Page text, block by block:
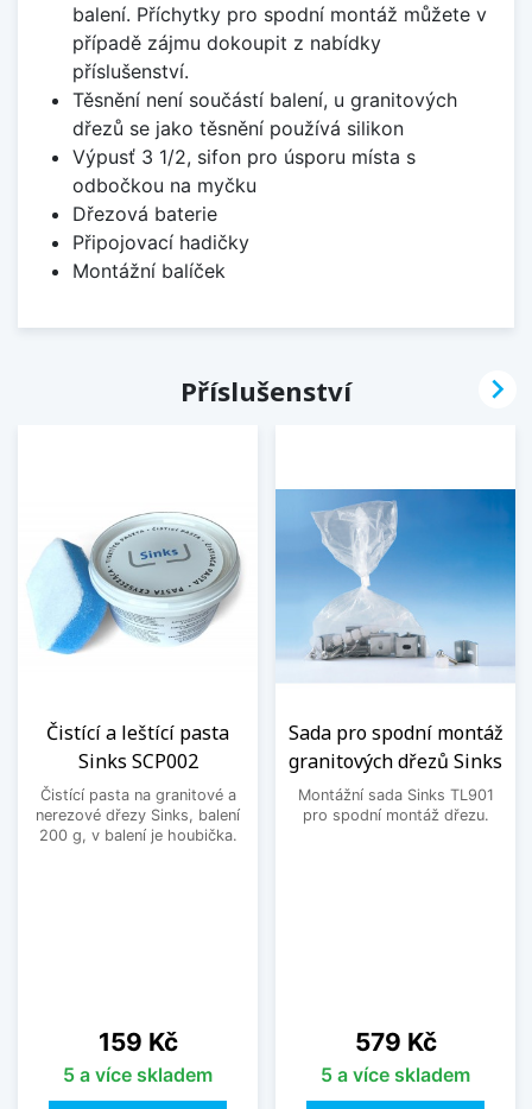
balení. Příchytky pro spodní montáž můžete v
případě zájmu dokoupit z nabídky
příslušenství.
Těsnění není součástí balení, u granitových
dřezů se jako těsnění používá silikon
Výpusť 3 1/2, sifon pro úsporu místa s
odbočkou na myčku
Dřezová baterie
Připojovací hadičky
Montážní balíček
Příslušenství
Čistící a leštící pasta
Sinks SCP002
Čistící pasta na granitové a
nerezové dřezy Sinks, balení
200 g, v balení je houbička.
Cena
159 Kč
5 a více skladem
Sada pro spodní montáž
granitových dřezů Sinks
Montážní sada Sinks TL901
pro spodní montáž dřezu.
Cena
579 Kč
5 a více skladem
